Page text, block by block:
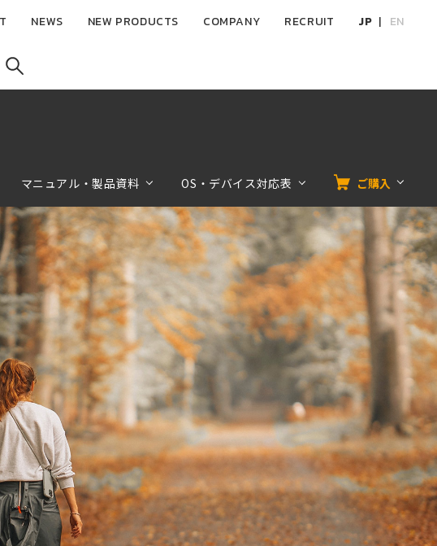
NEWS NEW PRODUCTS COMPANY RECRUIT JP EN
マニュアル・製品資料 OS・デバイス対応表 ご購入